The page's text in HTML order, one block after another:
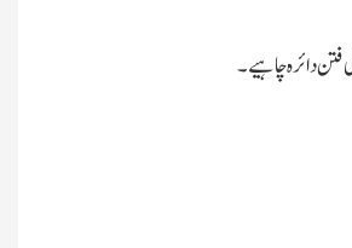
دائرہ چاہیے۔